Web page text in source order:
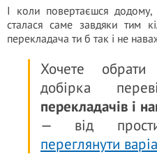
І коли повертаєшся
сталася саме завдяки тим
перекладача ти б так і не
Хочете
добірка
перекладачів і
— від
переглянути